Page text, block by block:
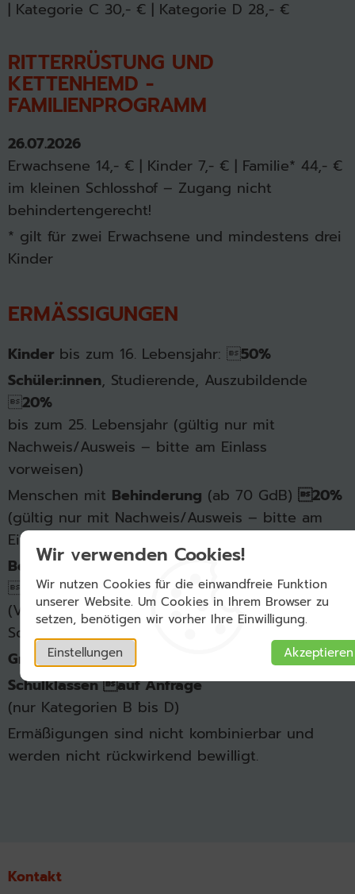
Wir verwenden Cookies!
Wir nutzen Cookies für die einwandfreie Funktion
unserer Website. Um Cookies in Ihrem Browser zu
setzen, benötigen wir vorher Ihre Einwilligung.
Einstellungen
Akzeptieren
| Kategorie C 30,- € | Kategorie D 28,- €
RITTERRÜSTUNG UND
KETTENHEMD -
FAMILIENPROGRAMM
26.07.2026
Erwachsene 14,- € | Kinder 7,- € | Familie* 44,- €
im kleinen Schlosshof – Zugang nicht
behindertengerecht!
* gilt für zwei Erwachsene und mindestens drei
Kinder
ERMÄSSIGUNGEN
Kinder bis zum 16. Lebensjahr: 50%
Schüler:innen, Studierende, Auszubildende
20%
bis zum 25. Lebensjahr (gültig nur mit
Nachweis/Ausweis – bitte am Einlass
vorweisen)
Menschen mit Behinderung (ab 70 GdB) 20%
(gültig nur mit Nachweis/Ausweis – bitte am
Einlass vorweisen)
Begleitpersonschwerbehinderter Menschen

frei
(Voraussetzung: Merkzeichen B im
Schwerbehindertenausweis)
Gruppenab 20 Personen 
Schulklassen auf Anfrage
(nur Kategorien B bis D)
Ermäßigungen sind nicht kombinierbar und
werden nicht rückwirkend bewilligt.
Kontakt